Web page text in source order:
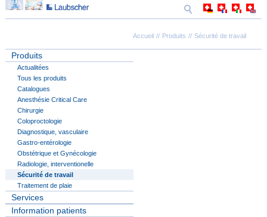
Accueil Produits Sécurité de travail
Produits
Actualitées
Tous les produits
Catalogues
Anesthésie Critical Care
Chirurgie
Coloproctologie
Diagnostique, vasculaire
Gastro-entérologie
Obstétrique et Gynécologie
Radiologie, interventionelle
Sécurité de travail
Traitement de plaie
Services
Information patients